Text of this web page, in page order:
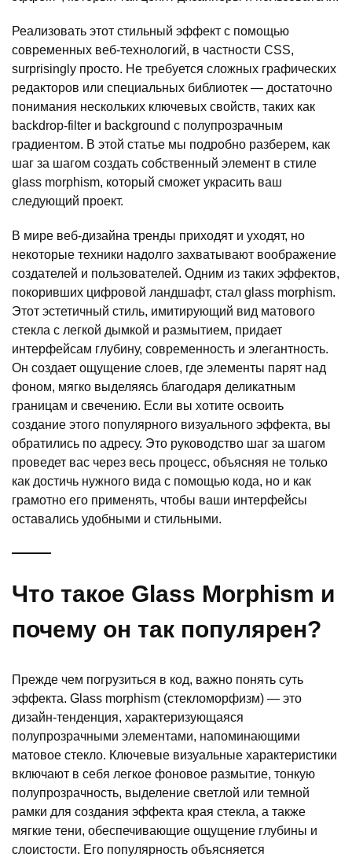
Реализовать этот стильный эффект с помощью
современных веб-технологий, в частности CSS,
surprisingly просто. Не требуется сложных графических
редакторов или специальных библиотек — достаточно
понимания нескольких ключевых свойств, таких как
backdrop-filter и background с полупрозрачным
градиентом. В этой статье мы подробно разберем, как
шаг за шагом создать собственный элемент в стиле
glass morphism, который сможет украсить ваш
следующий проект.
В мире веб-дизайна тренды приходят и уходят, но
некоторые техники надолго захватывают воображение
создателей и пользователей. Одним из таких эффектов,
покоривших цифровой ландшафт, стал glass morphism.
Этот эстетичный стиль, имитирующий вид матового
стекла с легкой дымкой и размытием, придает
интерфейсам глубину, современность и элегантность.
Он создает ощущение слоев, где элементы парят над
фоном, мягко выделяясь благодаря деликатным
границам и свечению. Если вы хотите освоить
создание этого популярного визуального эффекта, вы
обратились по адресу. Это руководство шаг за шагом
проведет вас через весь процесс, объясняя не только
как достичь нужного вида с помощью кода, но и как
грамотно его применять, чтобы ваши интерфейсы
оставались удобными и стильными.
Что такое Glass Morphism и
почему он так популярен?
Прежде чем погрузиться в код, важно понять суть
эффекта. Glass morphism (стекломорфизм) — это
дизайн-тенденция, характеризующаяся
полупрозрачными элементами, напоминающими
матовое стекло. Ключевые визуальные характеристики
включают в себя легкое фоновое размытие, тонкую
полупрозрачность, выделение светлой или темной
рамки для создания эффекта края стекла, а также
мягкие тени, обеспечивающие ощущение глубины и
слоистости. Его популярность объясняется